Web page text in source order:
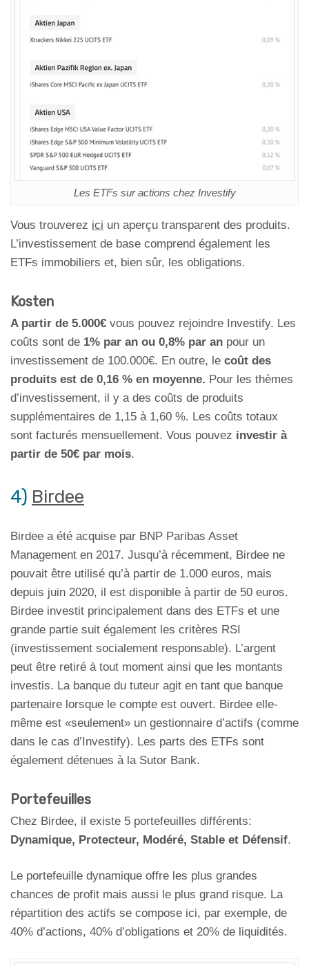
Les ETFs sur actions chez Investify
Vous trouverez ici un aperçu transparent des produits.
L’investissement de base comprend également les
ETFs immobiliers et, bien sûr, les obligations.
Kosten
A partir de 5.000€ vous pouvez rejoindre Investify. Les
coûts sont de 1% par an ou 0,8% par an pour un
investissement de 100.000€. En outre, le coût des
produits est de 0,16 % en moyenne. Pour les thèmes
d’investissement, il y a des coûts de produits
supplémentaires de 1,15 à 1,60 %. Les coûts totaux
sont facturés mensuellement. Vous pouvez investir à
partir de 50€ par mois.
4) Birdee
Birdee a été acquise par BNP Paribas Asset
Management en 2017. Jusqu’à récemment, Birdee ne
pouvait être utilisé qu’à partir de 1.000 euros, mais
depuis juin 2020, il est disponible à partir de 50 euros.
Birdee investit principalement dans des ETFs et une
grande partie suit également les critères RSI
(investissement socialement responsable). L’argent
peut être retiré à tout moment ainsi que les montants
investis. La banque du tuteur agit en tant que banque
partenaire lorsque le compte est ouvert. Birdee elle-
même est «seulement» un gestionnaire d’actifs (comme
dans le cas d’Investify). Les parts des ETFs sont
également détenues à la Sutor Bank.
Portefeuilles
Chez Birdee, il existe 5 portefeuilles différents:
Dynamique, Protecteur, Modéré, Stable et Défensif.
Le portefeuille dynamique offre les plus grandes
chances de profit mais aussi le plus grand risque. La
répartition des actifs se compose ici, par exemple, de
40% d’actions, 40% d’obligations et 20% de liquidités.